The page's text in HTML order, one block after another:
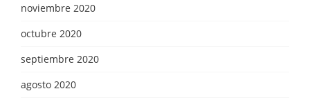
noviembre 2020
octubre 2020
septiembre 2020
agosto 2020